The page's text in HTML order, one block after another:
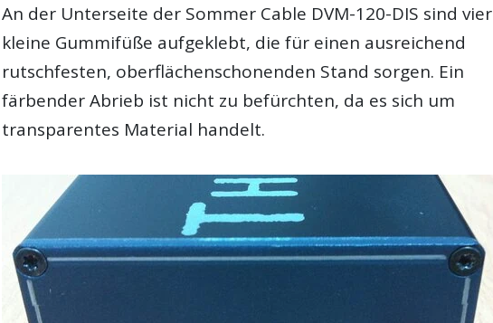
An der Unterseite der Sommer Cable DVM-120-DIS sind vier
kleine Gummifüße aufgeklebt, die für einen ausreichend
rutschfesten, oberflächenschonenden Stand sorgen. Ein
färbender Abrieb ist nicht zu befürchten, da es sich um
transparentes Material handelt.